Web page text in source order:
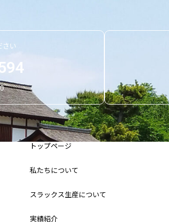
さい
トップページ
私たちについて
スラックス生産について
実績紹介